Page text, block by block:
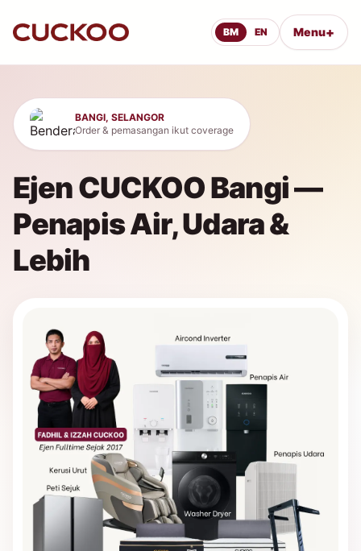
BM EN Menu+
BANGI, SELANGOR
Order & pemasangan ikut coverage
Ejen CUCKOO Bangi —
Penapis Air, Udara &
Lebih